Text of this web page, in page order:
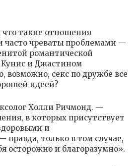
такие отношения
часто чреваты проблемами —
романтической
и Джастином
возможно, секс по дружбе все
идеей?
Холли Ричмонд. —
в которых присутствует
и
правда, только в том случае,
осторожно и благоразумно».